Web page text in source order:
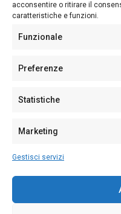
acconsentire o ritirare il
caratteristiche e funzioni.
Funzionale
Preferenze
Statistiche
Marketing
Gestisci servizi
Sede:Via Cristoforo
Partita IVA02270380922
128/2020 del 10/02/2020
Per la Pubblicità: